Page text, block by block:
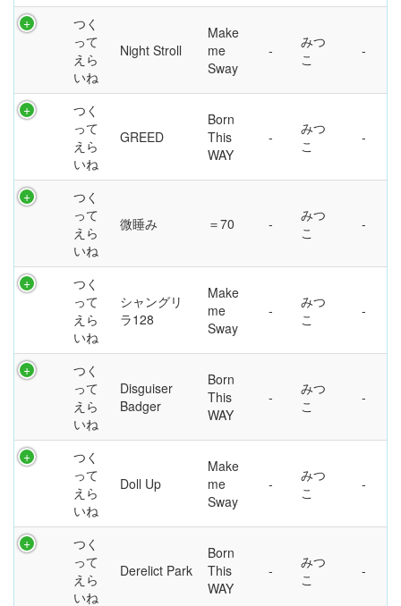
つく
って
えら
いね
Night Stroll
Make
me
Sway
みつ
こ
つく
って
えら
いね
GREED
Born
This
WAY
みつ
こ
つく
って
えら
いね
微睡み ＝70
みつ
こ
つく
って
えら
いね
シャングリ
ラ128
Make
me
Sway
みつ
こ
つく
って
えら
いね
Disguiser
Badger
Born
This
WAY
みつ
こ
つく
って
えら
いね
Doll Up
Make
me
Sway
みつ
こ
つく
って
えら
いね
Derelict Park
Born
This
WAY
みつ
こ